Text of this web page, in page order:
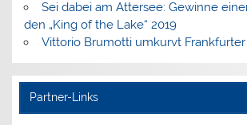
Sei dabei am Attersee: Gewinne
den „King of the Lake“ 2019
Vittorio Brumotti umkurvt
Partner-Links